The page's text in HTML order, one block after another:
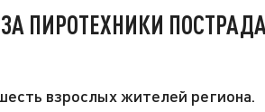
ПИРОТЕХНИКИ
взрослых жителей региона.